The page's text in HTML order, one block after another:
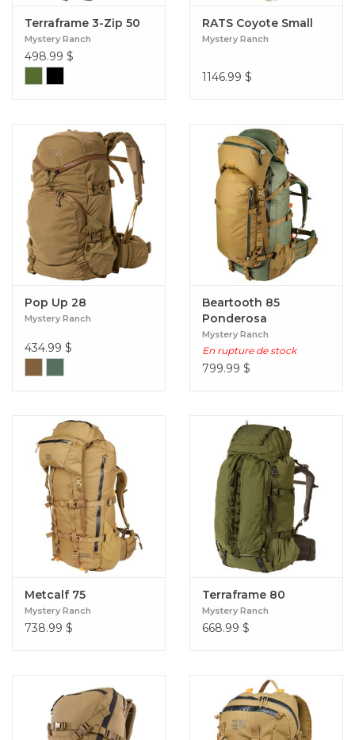
Terraframe 3-Zip 50
Mystery Ranch
498.99 $
RATS Coyote Small
Mystery Ranch
1146.99 $
Pop Up 28
Mystery Ranch
434.99 $
Beartooth 85
Ponderosa
Mystery Ranch
En rupture de stock
799.99 $
Metcalf 75
Mystery Ranch
738.99 $
Terraframe 80
Mystery Ranch
668.99 $